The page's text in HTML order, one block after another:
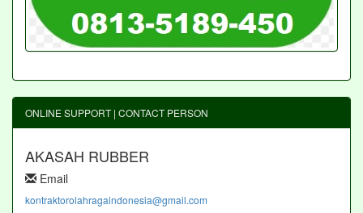
ONLINE SUPPORT | CONTACT PERSON
AKASAH RUBBER
Email
kontraktorolahragaindonesia@gmail.com